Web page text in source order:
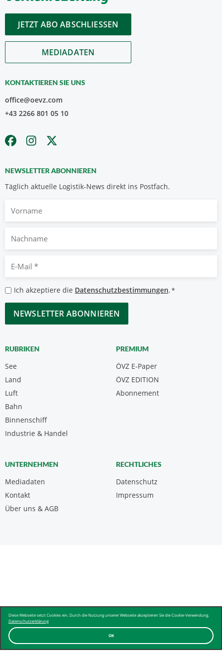
OK
Diese Webseite setzt Cookies ein. Durch die Nutzung unserer Webseite akzeptieren Sie die Cookie-Verwendung.
Datenschutzerklärung
JETZT ABO ABSCHLIESSEN
MEDIADATEN
KONTAKTIEREN SIE UNS
office@oevz.com
+43 2266 801 05 10
NEWSLETTER ABONNIEREN
Täglich aktuelle Logistik-News direkt ins Postfach.
Nachname
Mail
*
Datenschutzbestimmungen
*
Ich akzeptiere die Datenschutzbestimmungen.*
CAPTCHA
RUBRIKEN
See
Land
Luft
Bahn
Binnenschiff
Industrie & Handel
PREMIUM
ÖVZ E-Paper
Abonnement
ÖVZ EDITION
UNTERNEHMEN
Mediadaten
Kontakt
Über uns & AGB
RECHTLICHES
Datenschutz
Impressum